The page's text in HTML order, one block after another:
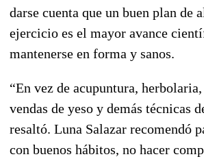
darse cuenta que un buen plan de
ejercicio es el mayor avance
mantenerse en forma y sanos.
“En vez de acupuntura,
vendas de yeso y demás técnicas
resaltó. Luna Salazar recomendó
con buenos hábitos, no hacer